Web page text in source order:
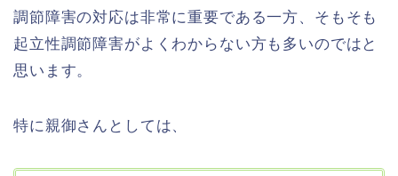
調節障害の対応は非常に重要である一方、そもそも
起立性調節障害がよくわからない方も多いのではと
思います。
特に親御さんとしては、